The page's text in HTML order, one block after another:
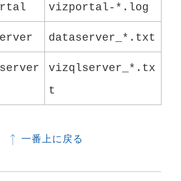
vizportal-*.log
dataserver_*.txt
vizqlserver_*.tx
t
一番上に戻る